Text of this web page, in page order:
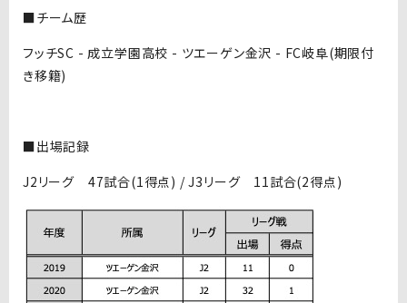
■チーム歴
フッチSC - 成立学園高校 - ツエーゲン金沢 - FC岐阜(期限付
き移籍)
■出場記録
J2リーグ 47試合(1得点) / J3リーグ 11試合(2得点)